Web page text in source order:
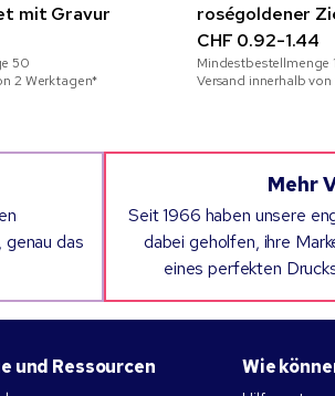
mit Gravur
50
2 Werktagen*
roségoldener
CHF 0.92-1.44
Mindestbestellmenge
Versand innerhalb
das
Mehr
Seit 1966 haben unsere
dabei geholfen, ihre
eines perfekten
und Ressourcen Wie